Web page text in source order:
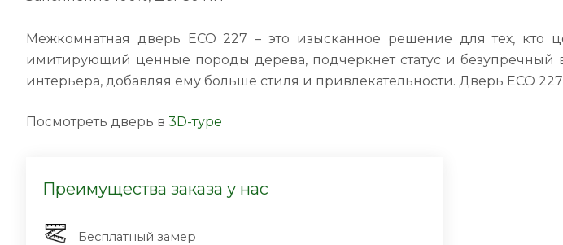
Межкомнатная дверь ECO 227 – это изысканное решение для тех, кто
имитирующий ценные породы дерева, подчеркнет статус и безупречный
интерьера, добавляя ему больше стиля и привлекательности. Дверь ECO
Посмотреть дверь в 3D-туре
Преимущества заказа у нас
Бесплатный замер